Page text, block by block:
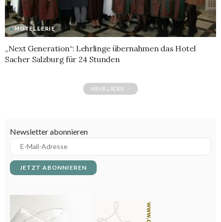
HOTELLERIE
„Next Generation“: Lehrlinge übernahmen das Hotel
Sacher Salzburg für 24 Stunden
MEHR LADEN
Newsletter abonnieren